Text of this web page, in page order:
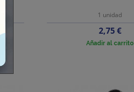
1 unidad
Precio
2,75 €
Añadir al carrito